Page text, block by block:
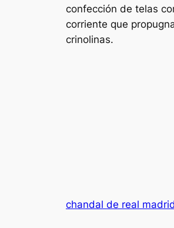
confección de telas
corriente que
crinolinas.
chandal de real